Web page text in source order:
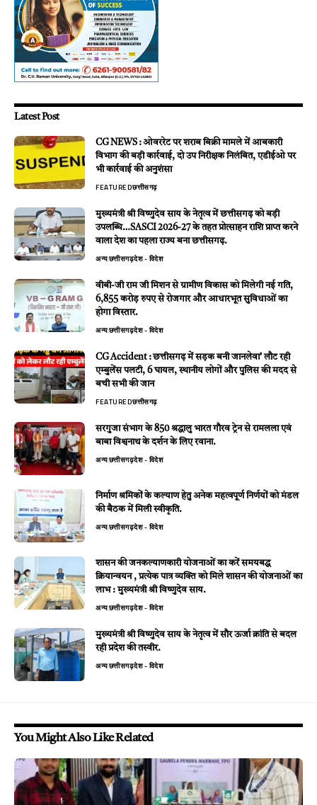
Latest Post
CG NEWS : ओवररेट पर शराब बिक्री मामले में आबकारी
विभाग की बड़ी कार्रवाई, दो उप निरीक्षक निलंबित, एडीईओ पर
भी कार्रवाई की अनुशंसा
FEATUREDछत्तीसगढ़
मुख्यमंत्री श्री विष्णुदेव साय के नेतृत्व में छत्तीसगढ़ को बड़ी
उपलब्धि…SASCI 2026-27 के तहत प्रोत्साहन राशि प्राप्त करने
वाला देश का पहला राज्य बना छत्तीसगढ़.
अन्यछत्तीसगढ़देश - विदेश
वीबी-जी राम जी मिशन से ग्रामीण विकास को मिलेगी नई गति,
6,855 करोड़ रुपए से रोजगार और आधारभूत सुविधाओं का
होगा विस्तार.
अन्यछत्तीसगढ़देश - विदेश
CG Accident : छत्तीसगढ़ में सड़क बनी जानलेवा’ लौट रही
एम्बुलेंस पलटी, 6 घायल, स्थानीय लोगों और पुलिस की मदद से
बची सभी की जान
FEATUREDछत्तीसगढ़
सरगुजा संभाग के 850 श्रद्धालु भारत गौरव ट्रेन से रामलला एवं
बाबा विश्वनाथ के दर्शन के लिए रवाना.
अन्यछत्तीसगढ़देश - विदेश
निर्माण श्रमिकों के कल्याण हेतु अनेक महत्वपूर्ण निर्णयों को मंडल
की बैठक में मिली स्वीकृति.
अन्यछत्तीसगढ़देश - विदेश
शासन की जनकल्याणकारी योजनाओं का करें समयबद्ध
क्रियान्वयन , प्रत्येक पात्र व्यक्ति को मिले शासन की योजनाओं का
लाभ : मुख्यमंत्री श्री विष्णुदेव साय.
अन्यछत्तीसगढ़देश - विदेश
मुख्यमंत्री श्री विष्णुदेव साय के नेतृत्व में सौर ऊर्जा क्रांति से बदल
रही प्रदेश की तस्वीर.
अन्यछत्तीसगढ़देश - विदेश
You Might Also Like Related